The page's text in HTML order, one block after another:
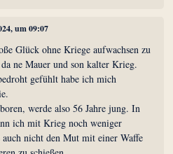
um 09:07
Glück ohne Kriege aufwachsen zu
ne Mauer und son kalter Krieg.
gefühlt habe ich mich
werde also 56 Jahre jung. In
ich mit Krieg noch weniger
auch nicht den Mut mit einer Waffe